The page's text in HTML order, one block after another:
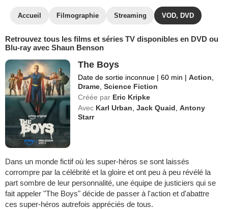
Accueil Filmographie Streaming VOD, DVD
Retrouvez tous les films et séries TV disponibles en DVD ou
Blu-ray avec Shaun Benson
The Boys
Date de sortie inconnue | 60 min | Action
Drame ,Science Fiction
Créée par Eric Kripke
Avec Karl Urban ,Jack Quaid ,Antony
Starr
Dans un monde fictif où les super-héros se sont laissés
corrompre par la célébrité et la gloire et ont peu à peu révélé la
part sombre de leur personnalité, une équipe de justiciers qui se
fait appeler "The Boys" décide de passer à l'action et d'abattre
ces super-héros autrefois appréciés de tous.